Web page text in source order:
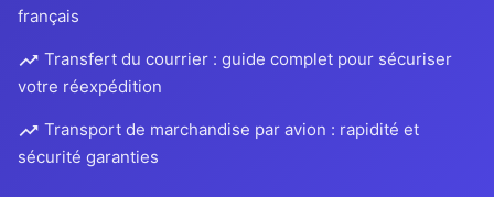
français
Transfert du courrier : guide complet pour sécuriser
votre réexpédition
Transport de marchandise par avion : rapidité et
sécurité garanties